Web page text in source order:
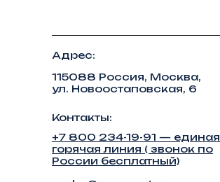
Контакты:
+7 800 234-19-91 — единая
горячая линия ( звонок по
России бесплатный)
Адрес:
115088 Россия, Москва,
ул. Новоостаповская, 6